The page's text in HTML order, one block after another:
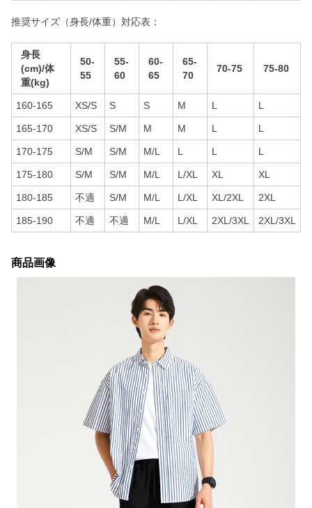
推奨サイズ（身長/体重）対応表：
身長
(cm)/体
重(kg)
50-
55
55-
60
60-
65
65-
70
70-75 75-80
160-165 XS/S S S M L L
165-170 XS/S S/M M M L L
170-175 S/M S/M M/L L L L
175-180 S/M S/M M/L L/XL XL XL
180-185 不適 S/M M/L L/XL XL/2XL 2XL
185-190 不適 不適 M/L L/XL 2XL/3XL 2XL/3XL
商品画像